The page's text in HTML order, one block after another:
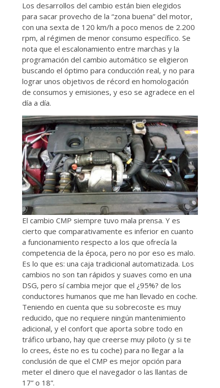
Los desarrollos del cambio están bien elegidos
para sacar provecho de la “zona buena” del motor,
con una sexta de 120 km/h a poco menos de 2.200
rpm, al régimen de menor consumo específico. Se
nota que el escalonamiento entre marchas y la
programación del cambio automático se eligieron
buscando el óptimo para conducción real, y no para
lograr unos objetivos de récord en homologación
de consumos y emisiones, y eso se agradece en el
día a día.
El cambio CMP siempre tuvo mala prensa. Y es
cierto que comparativamente es inferior en cuanto
a funcionamiento respecto a los que ofrecía la
competencia de la época, pero no por eso es malo.
Es lo que es: una caja tradicional automatizada. Los
cambios no son tan rápidos y suaves como en una
DSG, pero sí cambia mejor que el ¿95%? de los
conductores humanos que me han llevado en coche.
Teniendo en cuenta que su sobrecoste es muy
reducido, que no requiere ningún mantenimiento
adicional, y el confort que aporta sobre todo en
tráfico urbano, hay que creerse muy piloto (y si te
lo crees, éste no es tu coche) para no llegar a la
conclusión de que el CMP es mejor opción para
meter el dinero que el navegador o las llantas de
17” o 18”.